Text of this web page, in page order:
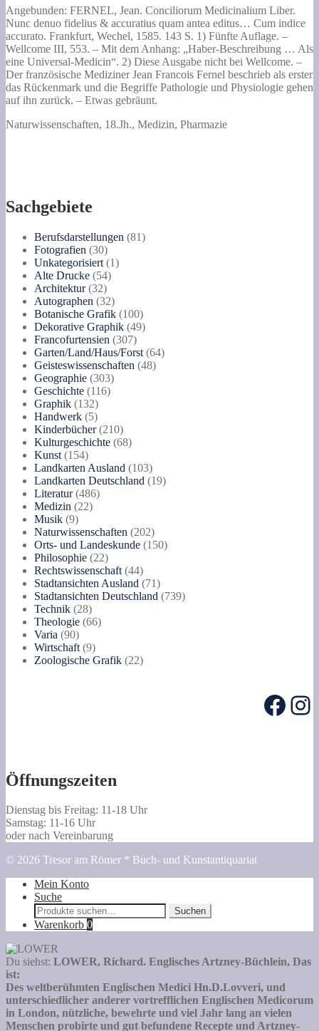
lang
an
vielen
Menschen
probirte
und
gut
befundene
und
Gebrechen
und
menschlichen
Leibes,
innerlich
äusserlich
heilen...
dem
Englischen
Hochteutsche
übersetzet
worden
M.C.Ludovici...
Menge
Angebunden: FERNEL, Jean. Conciliorum Medicinalium Liber.
Nunc denuo fidelius & accuratius quam antea editus… Cum indice
accurato. Frankfurt, Wechel, 1585. 143 S. 1) Fünfte Auflage. –
Wellcome III, 553. – Mit dem Anhang: „Haber-Beschreibung … Als
eine Universal-Medicin“. 2) Diese Ausgabe nicht bei Wellcome. –
Der französische Mediziner Jean Francois Fernel beschrieb als erster
das Rückenmark und die Begriffe Pathologie und Physiologie gehen
auf ihn zurück. – Etwas gebräunt.
Naturwissenschaften, 18.Jh., Medizin, Pharmazie
Sachgebiete
Berufsdarstellungen 8181
Fotografien 3030
Produkte
Unkategorisiert 11
Alte Drucke 5454
Architektur 3232
Produkte
Autographen 3232
Produkte
Botanische Grafik 100100
Produkte
Dekorative Graphik 4949
Francofurtensien 307307
Produkte
Garten/Land/Haus/Forst 6464
Geisteswissenschaften 4848
Geographie 303303
Produkte
Geschichte 116116
Graphik 132132
Produkte
Handwerk 55
Produkte
Kinderbücher 210210
Produkte
Kulturgeschichte 6868
Kunst 154154
Produkte
Landkarten Ausland 103103
Produkte
Landkarten Deutschland 1919
Literatur 486486
Medizin 2222
Musik 99
Produkte
Naturwissenschaften 202202
Produkte
Orts- und Landeskunde 150150
Philosophie 2222
Produkte
Rechtswissenschaft 4444
Produkte
Stadtansichten Ausland 7171
Produkte
Stadtansichten Deutschland 739739
Technik 2828
Produkte
Theologie 6666
Varia 9090
Produkte
Wirtschaft 99
Produkte
Zoologische Grafik 2222
Öffnungszeiten
Dienstag bis Freitag: 11-18 Uhr
Samstag: 11-16 Uhr
oder nach Vereinbarung
© 2026 Tresor am Römer * Buch- und Kunstantiquariat
Mein Konto
Suche
Suche
nach:
Suchen
Warenkorb 0
Du siehst: LOWER, Richard. Englisches Artzney-Büchlein, Das
ist:
Des weltberühmten Englischen Medici Hn.D.Lovveri, und
unterschiedlicher anderer vortrefflichen Englischen Medicorum
in London, nützliche, bewehrte und viel Jahr lang an vielen
Menschen probirte und gut befundene Recepte und Artzney-